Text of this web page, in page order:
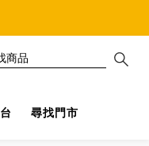
尋找門市